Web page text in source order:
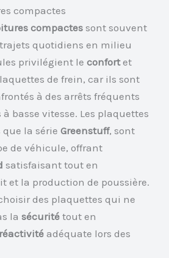
compactes
compactes sont souvent
quotidiens en milieu
privilégient leconfortet
de frein, car ils sont
à des arrêts fréquents
basse vitesse. Les plaquettes
que la sérieGreenstuff, sont
de véhicule, offrant
satisfaisant tout en
et la production de poussière.
des plaquettes qui ne
la sécurité tout en
réactivité adéquate lors des